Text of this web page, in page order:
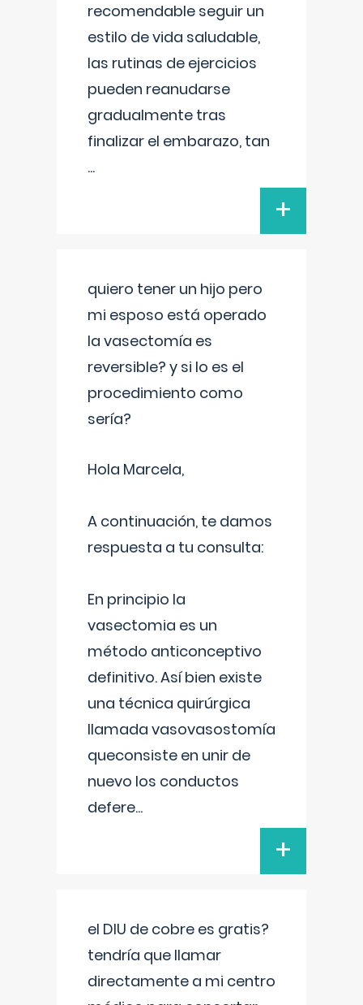
recomendable seguir un
estilo de vida saludable,
las rutinas de ejercicios
pueden reanudarse
gradualmente tras
finalizar el embarazo, tan
...
+
quiero tener un hijo pero
mi esposo está operado
la vasectomía es
reversible? y si lo es el
procedimiento como
sería?
Hola Marcela,
A continuación, te damos
respuesta a tu consulta:
En principio la
vasectomia es un
método anticonceptivo
definitivo. Así bien existe
una técnica quirúrgica
llamada vasovasostomía
queconsiste en unir de
nuevo los conductos
defere...
+
el DIU de cobre es gratis?
tendría que llamar
directamente a mi centro